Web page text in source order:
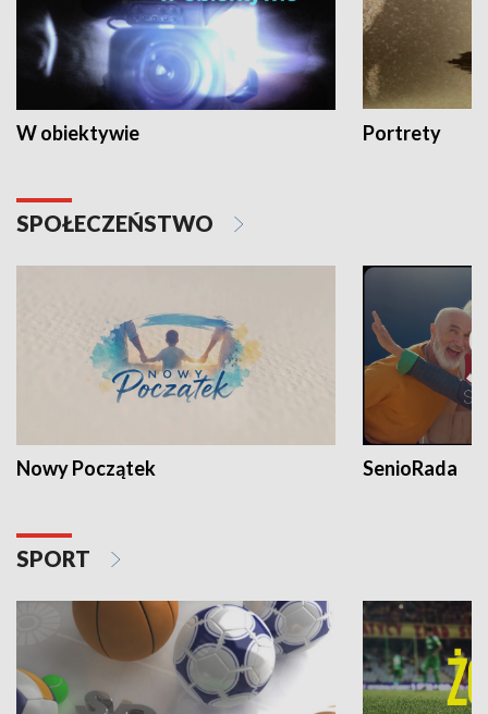
W obiektywie Portrety
SPOŁECZEŃSTWO
Nowy Początek SenioRada
SPORT